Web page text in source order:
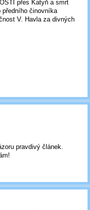
přes Katyň a smrt
předního činovníka
V. Havla za divných
pravdivý článek.